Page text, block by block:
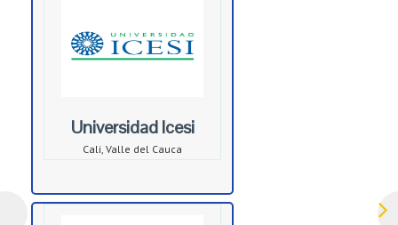
Universidad Icesi
Cali, Valle del Cauca